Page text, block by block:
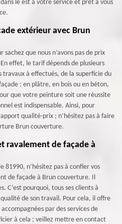
le est à votre service et prêt à vous
extérieur avec Brun
que nous n’avons pas de prix
effet, le tarif dépends de plusieurs
travaux à effectués, de la superficie du
: en plâtre, en bois ou en béton,
que votre peinture soit une réussite
est indispensable. Ainsi, pour
qualité-prix ; n’hésitez pas à faire
Brun couverture.
ravalement de façade à
81990, n’hésitez pas à confier vos
de façade à Brun couverture. Il
C’est pourquoi, tous ses clients à
de son travail. Pour cela, il offre
par des services de
à cela ; veillez mettre en contact